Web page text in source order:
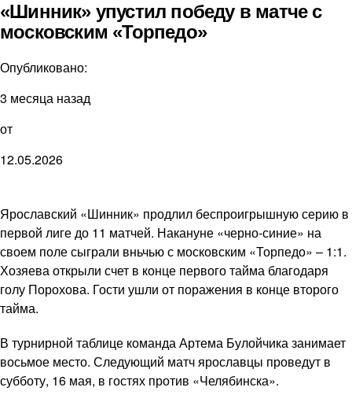
«Шинник» упустил победу в матче с
московским «Торпедо»
Опубликовано:
3 месяца назад
от
12.05.2026
Ярославский «Шинник» продлил беспроигрышную серию в
первой лиге до 11 матчей. Накануне «черно-синие» на
своем поле сыграли вньчью с московским «Торпедо» – 1:1.
Хозяева открыли счет в конце первого тайма благодаря
голу Порохова. Гости ушли от поражения в конце второго
тайма.
В турнирной таблице команда Артема Булойчика занимает
восьмое место. Следующий матч ярославцы проведут в
субботу, 16 мая, в гостях против «Челябинска».